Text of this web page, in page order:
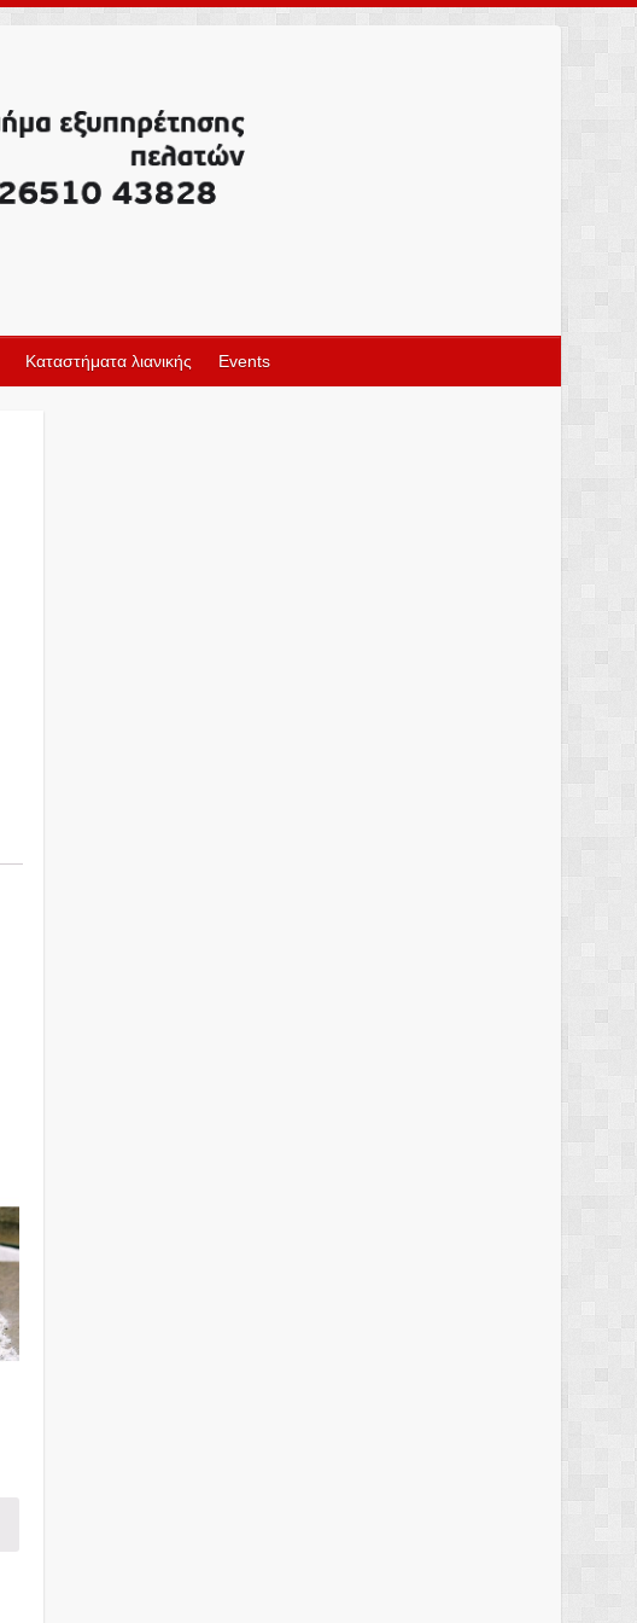
Καταστήματα λιανικής Events